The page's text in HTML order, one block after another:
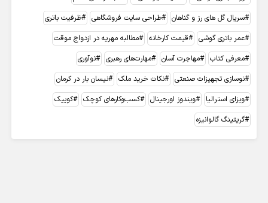
سریال گل های رز و گناهان
طراحی سایت فروشگاهی
ظرفیت باتری
عمر باتری گوشی
قیمت کارخانه
مطالبه مهریه در ازدواج موقت
معرفی کتاب
مهاجرت آسان مهارت‌های رهبری
نوآوری
نوسازی تجهیزات صنعتی
نکات خرید ملک
نیسان بار در کرمان
ویزای استرالیا
ویندوز اورجینال کسب‌وکارهای کوچک
کوییک
گریتینگ گالوانیزه